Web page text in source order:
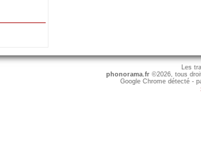
Les
phonorama.fr©2026, tous
Google Chrome détecté -